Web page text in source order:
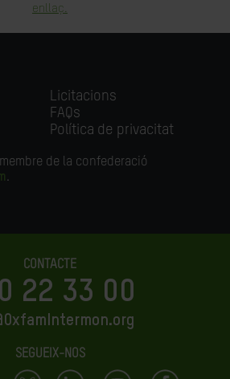
enllaç.
Licitacions
FAQs
Política de privacitat
de la confederació
.
CONTACTE
22 33 00
SEGUEIX-NOS